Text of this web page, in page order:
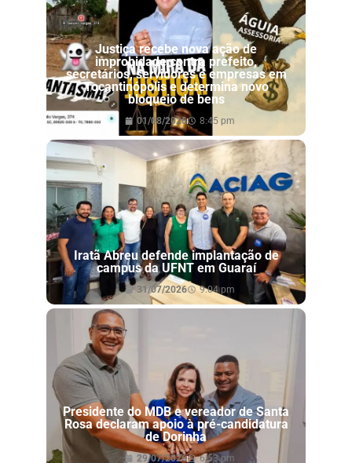
Justiça recebe nova ação de
improbidade contra prefeito,
secretários, servidores e empresas em
Tocantinópolis e determina novo
bloqueio de bens
01/08/2026 8:45 pm
Iratã Abreu defende implantação de
campus da UFNT em Guaraí
31/07/2026 9:04 pm
Presidente do MDB e vereador de Santa
Rosa declaram apoio à pré-candidatura
de Dorinha
29/07/2026 6:53 pm